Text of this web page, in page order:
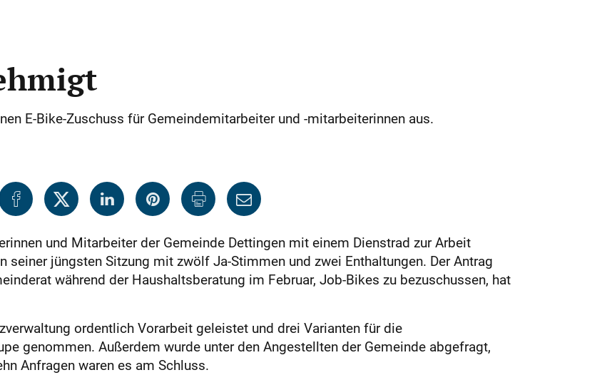
E-Bike-Zuschuss für Gemeindemitarbeiter und -mitarbeiterinnen aus.
und Mitarbeiter der Gemeinde Dettingen mit einem Dienstrad zur Arbeit
seiner jüngsten Sitzung mit zwölf Ja-Stimmen und zwei Enthaltungen. Der Antrag
während der Haushaltsberatung im Februar, Job-Bikes zu bezuschussen, hat
ordentlich Vorarbeit geleistet und drei Varianten für die
genommen. Außerdem wurde unter den Angestellten der Gemeinde abgefragt,
Anfragen waren es am Schluss.